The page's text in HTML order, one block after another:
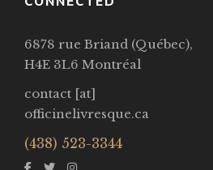
6878 rue Briand (Québec),
H4E 3L6 Montréal
contact [at]
officinelivresque.ca
(438) 523-3344